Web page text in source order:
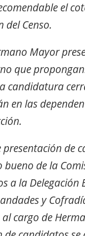
el
del Censo.
Mayor
que
candidatura
en las
de
bueno de la
a la Delegación
y
cargo de